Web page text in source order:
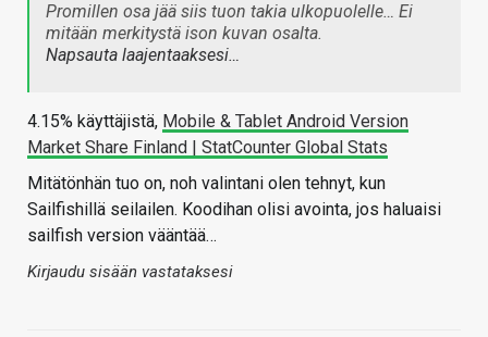
Promillen osa jää siis tuon takia ulkopuolelle… Ei
mitään merkitystä ison kuvan osalta.
Napsauta laajentaaksesi…
4.15% käyttäjistä, Mobile & Tablet Android Version
Market Share Finland | StatCounter Global Stats
Mitätönhän tuo on, noh valintani olen tehnyt, kun
Sailfishillä seilailen. Koodihan olisi avointa, jos haluaisi
sailfish version vääntää…
Kirjaudu sisään vastataksesi